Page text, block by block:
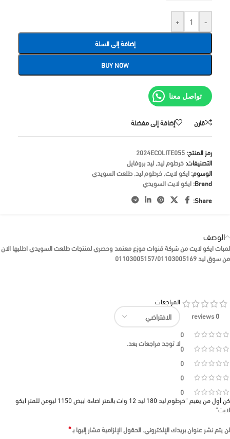
-
+
إضافة إلى السلة
BUY NOW
تواصل معنا
قارن إضافة إلى مفضلة
رمز المنتج:2024ECOLITE055
التصنيفات:خرطوم ليد,ليد بروفايل
الوسوم:ايكو لايت,خرطوم ليد,طلعت السويدي
Brand: ايكو لايت السويدي
Share:
الوصف
لمبات ايكو لايت من شركة قنوات موزع معتمد وحصري لمنتجات طلعت السويدي اطلبها الان
من سوق ليد 01103005157/01103005169
0 reviews
0
0
0
0
0
المراجعات
لا توجد مراجعات بعد.
كن أول من يقيم “خرطوم ليد 180 ليد 12 وات بالمتر اضاءة ابيض 1150 ليومن للمتر ايكو
لايت”
لن يتم نشر عنوان بريدك الإلكتروني.الحقول الإلزامية مشار إليها بـ*